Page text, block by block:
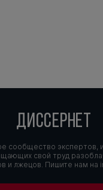
ДИССЕРНЕТ
сообщество экспертов,
свой труд
и лжецов. Пишите нам на